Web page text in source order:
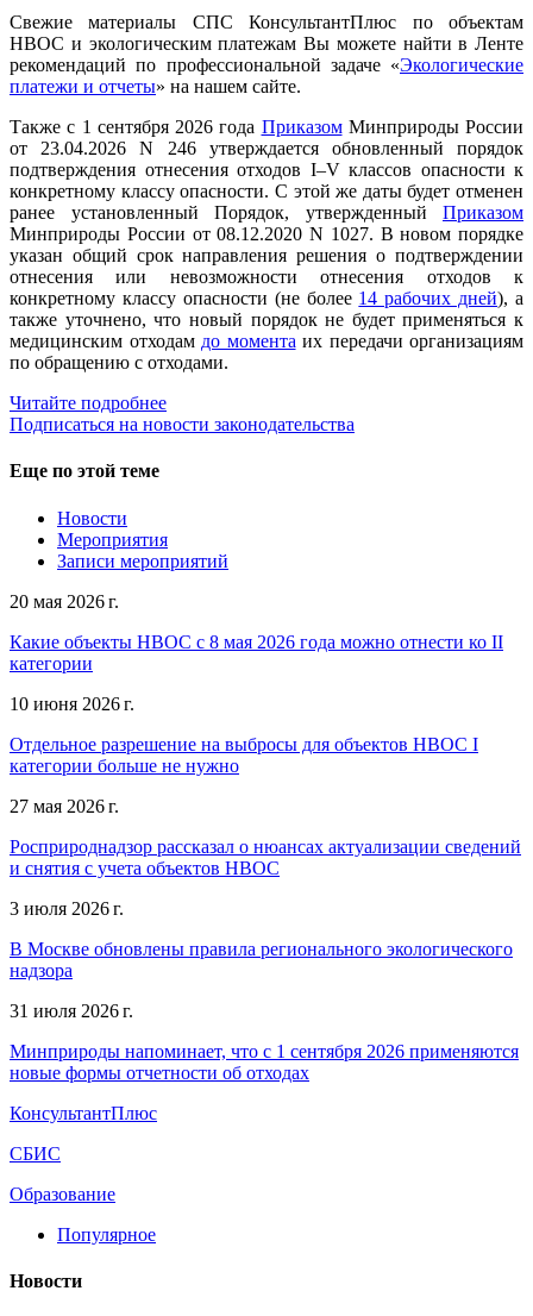
Свежие материалы СПС КонсультантПлюс по объектам
НВОС и экологическим платежам Вы можете найти в Ленте
рекомендаций по профессиональной задаче «Экологические
платежи и отчеты» на нашем сайте.
Также с 1 сентября 2026 года ПриказомМинприроды России
от 23.04.2026 N 246 утверждается обновленный порядок
подтверждения отнесения отходов I–V классов опасности к
конкретному классу опасности. С этой же даты будет отменен
ранее установленный Порядок, утвержденный Приказом
Минприроды России от 08.12.2020 N 1027. В новом порядке
указан общий срок направления решения о подтверждении
отнесения или невозможности отнесения отходов к
конкретному классу опасности (не более 14 рабочих дней), а
также уточнено, что новый порядок не будет применяться к
медицинским отходам до момента их передачи организациям
по обращению с отходами.
Читайте подробнее
Подписаться на новости законодательства
Еще по этой теме
Новости
Мероприятия
Записи мероприятий
20 мая 2026 г.
Какие объекты НВОС с 8 мая 2026 года можно отнести ко II
категории
10 июня 2026 г.
Отдельное разрешение на выбросы для объектов НВОС I
категории больше не нужно
27 мая 2026 г.
Росприроднадзор рассказал о нюансах актуализации сведений
и снятия с учета объектов НВОС
3 июля 2026 г.
В Москве обновлены правила регионального экологического
надзора
31 июля 2026 г.
Минприроды напоминает, что с 1 сентября 2026 применяются
новые формы отчетности об отходах
КонсультантПлюс
СБИС
Образование
Популярное
Новости